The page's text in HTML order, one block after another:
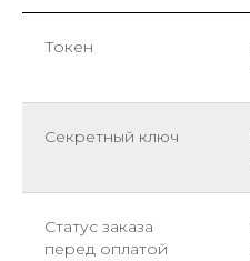
Токен
Секретный ключ
Статус заказа
перед оплатой